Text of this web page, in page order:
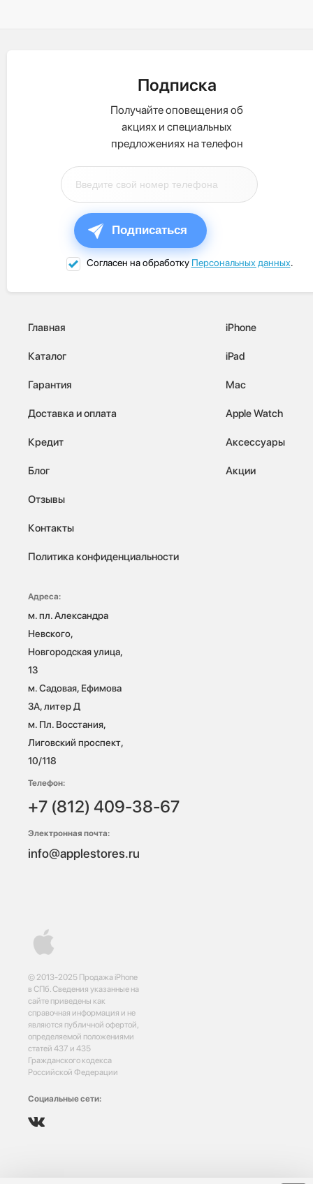
Подписка
Получайте оповещения об
акциях и специальных
предложениях на телефон
Подписаться
Согласен на обработку Персональных данных.
© 2013-2025 Продажа iPhone
в СПб. Сведения указанные на
сайте приведены как
справочная информация и не
являются публичной офертой,
определяемой положениями
статей 437 и 435
Гражданского кодекса
Российской Федерации
Социальные сети:
Главная
Каталог
Гарантия
Доставка и оплата
Кредит
Блог
Отзывы
Контакты
Политика конфиденциальности
iPhone
iPad
Mac
Apple Watch
Аксессуары
Акции
Адреса:
м. пл. Александра
Невского,
Новгородская улица,
13
м. Садовая, Ефимова
3А, литер Д
м. Пл. Восстания,
Лиговский проспект,
10/118
Телефон:
+7 (812) 409-38-67
Электронная почта:
info@applestores.ru